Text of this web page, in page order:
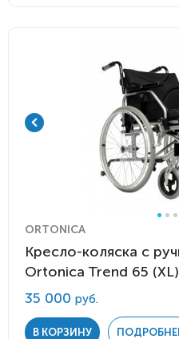
ORTONICA
Кресло-коляска с
Ortonica Trend 65 (XL)
35 000 руб.
В КОРЗИНУ